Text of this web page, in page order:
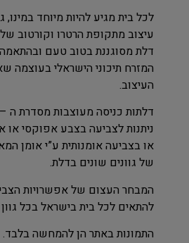
לכל בית מגיע להיות מיוחד
עיצוב מתקופת הרטרו וקורטוב
דלת מסוגננת בטוב טעם
המזרח תיכוני הישראלי בעוצמה
העיצוב.
ניתנות לצביעה בצבע אפוקסי או
או בצביעה אומנותית ע”י אומן
של גוונים שונים בדלת.
המבחר העצום של אפשרויות
להתאים לכל בית בישראל בכל
התמונות באתר הן להמחשה בלבד.